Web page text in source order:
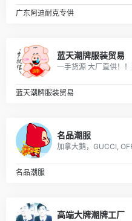
广东阿迪耐克专供
蓝天潮牌服装贸易
蓝天潮牌服装贸易
名品潮服
名品潮服
高端大牌潮牌工厂